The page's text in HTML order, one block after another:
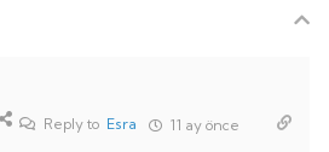
Reply to Esra 11 ay önce